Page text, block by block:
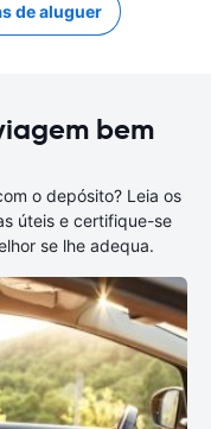
de aluguer
bem
o depósito? Leia os
úteis e certifique-se
se lhe adequa.